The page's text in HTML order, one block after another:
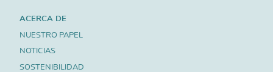
ACERCA DE
NUESTRO PAPEL
NOTICIAS
SOSTENIBILIDAD